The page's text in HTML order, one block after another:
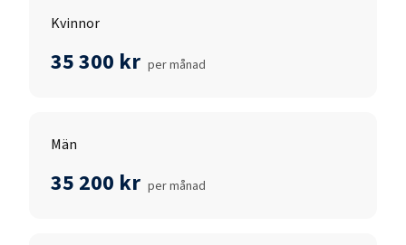
Kvinnor
35 300 kr per månad
Män
35 200 kr per månad